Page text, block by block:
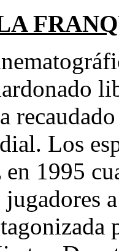
Los
1995